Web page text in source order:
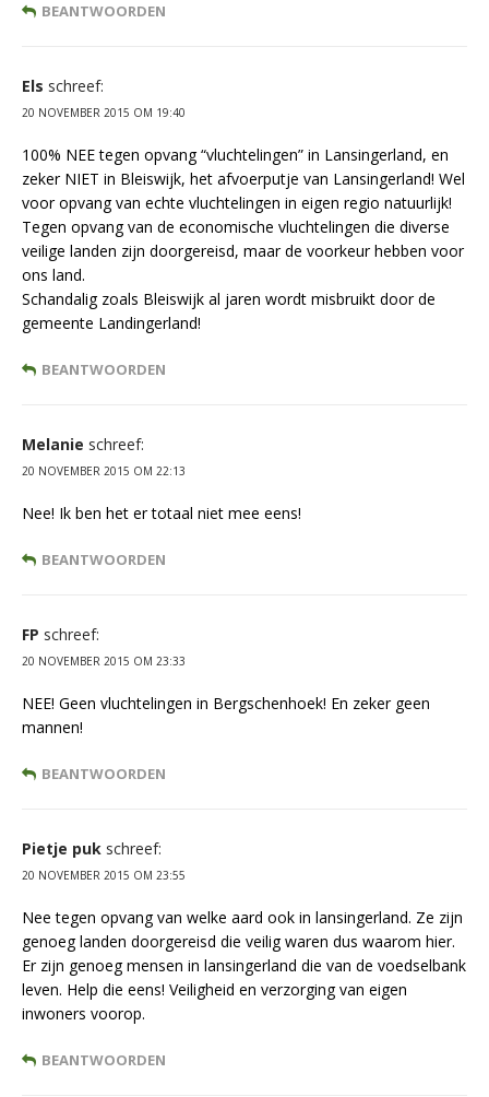
BEANTWOORDEN
Els schreef:
20 NOVEMBER 2015 OM 19:40
100% NEE tegen opvang “vluchtelingen” in Lansingerland, en
zeker NIET in Bleiswijk, het afvoerputje van Lansingerland! Wel
voor opvang van echte vluchtelingen in eigen regio natuurlijk!
Tegen opvang van de economische vluchtelingen die diverse
veilige landen zijn doorgereisd, maar de voorkeur hebben voor
ons land.
Schandalig zoals Bleiswijk al jaren wordt misbruikt door de
gemeente Landingerland!
BEANTWOORDEN
Melanie schreef:
20 NOVEMBER 2015 OM 22:13
Nee! Ik ben het er totaal niet mee eens!
BEANTWOORDEN
FP schreef:
20 NOVEMBER 2015 OM 23:33
NEE! Geen vluchtelingen in Bergschenhoek! En zeker geen
mannen!
BEANTWOORDEN
Pietje puk schreef:
20 NOVEMBER 2015 OM 23:55
Nee tegen opvang van welke aard ook in lansingerland. Ze zijn
genoeg landen doorgereisd die veilig waren dus waarom hier.
Er zijn genoeg mensen in lansingerland die van de voedselbank
leven. Help die eens! Veiligheid en verzorging van eigen
inwoners voorop.
BEANTWOORDEN